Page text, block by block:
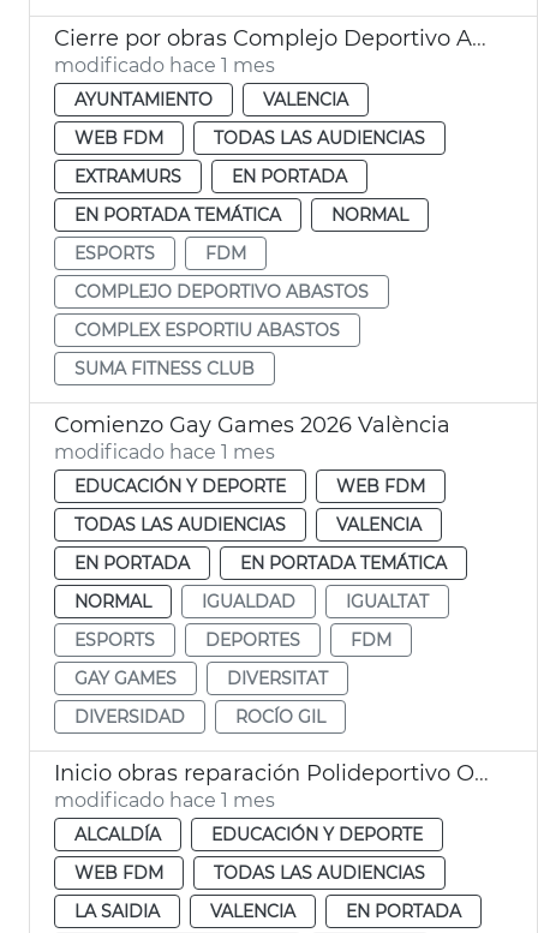
Cierre por obras Complejo Deportivo Alcances
modificado hace 1 mes
AYUNTAMIENTO
VALENCIA
WEB FDM
TODAS LAS AUDIENCIAS
EXTRAMURS
EN PORTADA
EN PORTADA TEMÁTICA
NORMAL
ESPORTS
FDM
COMPLEJO DEPORTIVO ABASTOS
COMPLEX ESPORTIU ABASTOS
SUMA FITNESS CLUB
Comienzo Gay Games 2026 València
modificado hace 1 mes
EDUCACIÓN Y DEPORTE
WEB FDM
TODAS LAS AUDIENCIAS
VALENCIA
EN PORTADA
EN PORTADA TEMÁTICA
NORMAL
IGUALDAD
IGUALTAT
ESPORTS
DEPORTES
FDM
GAY GAMES
DIVERSITAT
DIVERSIDAD
ROCÍO GIL
Inicio obras reparación Polideportivo Orriols València
modificado hace 1 mes
ALCALDÍA
EDUCACIÓN Y DEPORTE
WEB FDM
TODAS LAS AUDIENCIAS
LA SAIDIA
VALENCIA
EN PORTADA